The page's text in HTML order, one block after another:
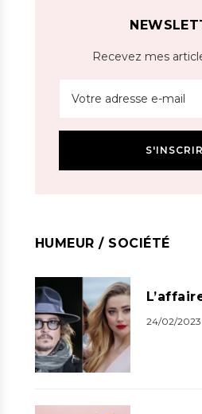
Recevez mes
HUMEUR / SOCIÉTÉ
24/02/2023